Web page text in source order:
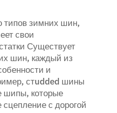
типов зимних шин,
свои
Существует
шин, каждый из
и
стudded шины
шипы, которые
с дорогой